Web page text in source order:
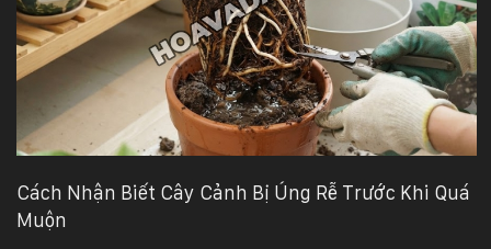
:
0931.914.968
hoasenvietdn@gmail.com
573
Nguyễn
Cách Nhận Biết Cây Cảnh Bị Úng Rễ Trước Khi Quá
Muộn